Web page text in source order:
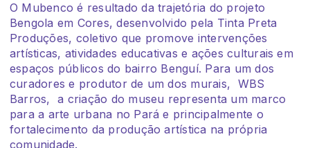
O Mubenco é resultado da trajetória do projeto
Bengola em Cores, desenvolvido pela Tinta Preta
Produções, coletivo que promove intervenções
artísticas, atividades educativas e ações culturais em
espaços públicos do bairro Benguí. Para um dos
curadores e produtor de um dos murais, WBS
Barros, a criação do museu representa um marco
para a arte urbana no Pará e principalmente o
fortalecimento da produção artística na própria
comunidade.